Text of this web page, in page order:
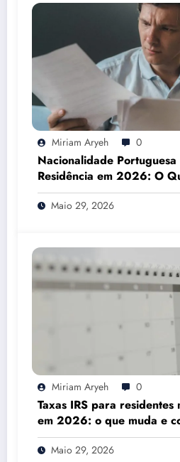
Miriam Aryeh 0
Nacionalidade
Residência em 2026: O
Mesmo
Maio 29, 2026
Miriam Aryeh 0
Taxas IRS para residentes
em 2026: o que muda e
das Finanças pode ajudar
Maio 29, 2026